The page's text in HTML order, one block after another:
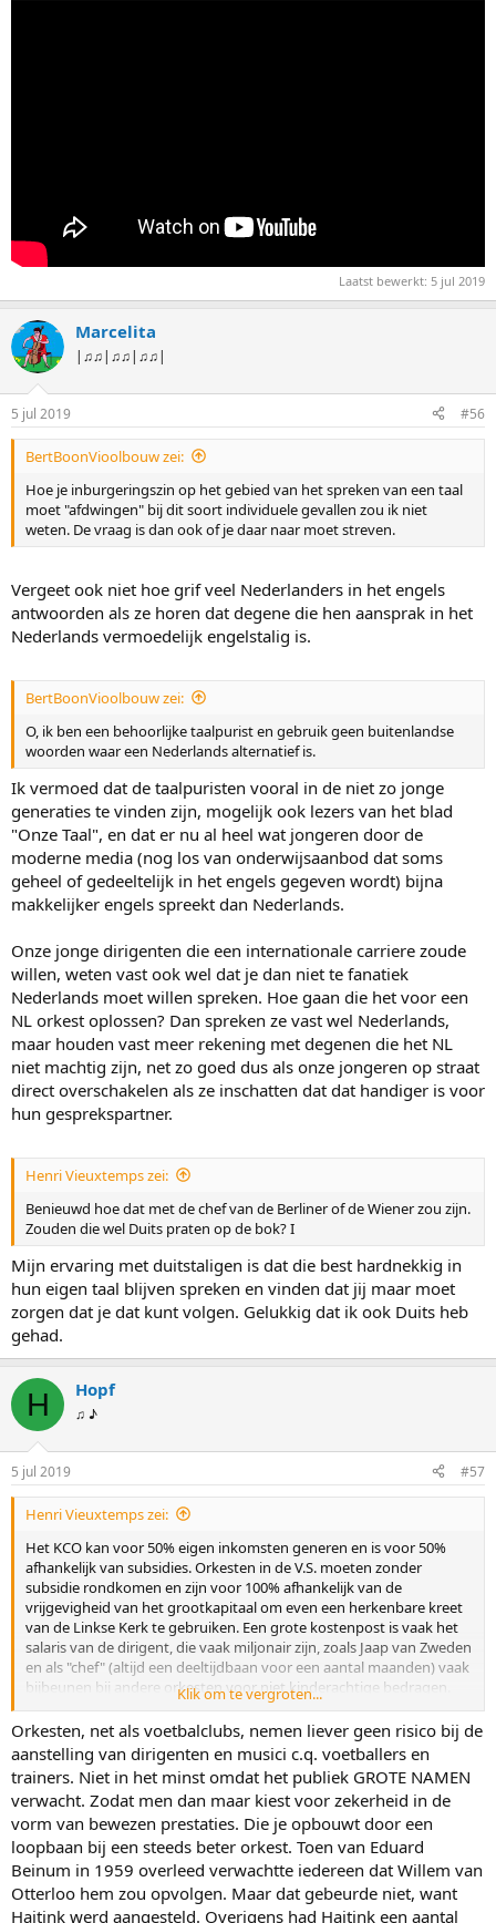
Laatst bewerkt: 5 jul 2019
Marcelita
|♫♫|♫♫|♫♫|
5 jul 2019 #56
BertBoonVioolbouw zei:
Hoe je inburgeringszin op het gebied van het spreken van een taal
moet "afdwingen" bij dit soort individuele gevallen zou ik niet
weten. De vraag is dan ook of je daar naar moet streven.
Vergeet ook niet hoe grif veel Nederlanders in het engels
antwoorden als ze horen dat degene die hen aansprak in het
Nederlands vermoedelijk engelstalig is.
BertBoonVioolbouw zei:
O, ik ben een behoorlijke taalpurist en gebruik geen buitenlandse
woorden waar een Nederlands alternatief is.
Ik vermoed dat de taalpuristen vooral in de niet zo jonge
generaties te vinden zijn, mogelijk ook lezers van het blad
"Onze Taal", en dat er nu al heel wat jongeren door de
moderne media (nog los van onderwijsaanbod dat soms
geheel of gedeeltelijk in het engels gegeven wordt) bijna
makkelijker engels spreekt dan Nederlands.
Onze jonge dirigenten die een internationale carriere zoude
willen, weten vast ook wel dat je dan niet te fanatiek
Nederlands moet willen spreken. Hoe gaan die het voor een
NL orkest oplossen? Dan spreken ze vast wel Nederlands,
maar houden vast meer rekening met degenen die het NL
niet machtig zijn, net zo goed dus als onze jongeren op straat
direct overschakelen als ze inschatten dat dat handiger is voor
hun gesprekspartner.
Henri Vieuxtemps zei:
Benieuwd hoe dat met de chef van de Berliner of de Wiener zou zijn.
Zouden die wel Duits praten op de bok? I
Mijn ervaring met duitstaligen is dat die best hardnekkig in
hun eigen taal blijven spreken en vinden dat jij maar moet
zorgen dat je dat kunt volgen. Gelukkig dat ik ook Duits heb
gehad.
H Hopf
♫ ♪
5 jul 2019 #57
Henri Vieuxtemps zei:
Het KCO kan voor 50% eigen inkomsten generen en is voor 50%
afhankelijk van subsidies. Orkesten in de V.S. moeten zonder
subsidie rondkomen en zijn voor 100% afhankelijk van de
vrijgevigheid van het grootkapitaal om even een herkenbare kreet
van de Linkse Kerk te gebruiken. Een grote kostenpost is vaak het
salaris van de dirigent, die vaak miljonair zijn, zoals Jaap van Zweden
en als "chef" (altijd een deeltijdbaan voor een aantal maanden) vaak
bijbeunen bij andere orkesten voor niet kinderachtige bedragen.
Ook solisten strijken heel wat op en blijft er heel wat aan de
strijkstok hangen. De salarisverschillen zijn zo groot dat je kan
spreken van grootgraaiers en armoedzaaiers met weinig
internationale solidariteit. Orkestleden van het KCO zitten vaak 3-
hoogachter op een soort verkapt achterhuisonderduikadres en
kunnen thuis niet repeteren ivm burengeluidsoverlast, maar voor
hen is er een soort studiehuis gekomen vlak bij het cg, waar ze
kunnen repeteren wanneer ze maar willen. De salarissen zijn een
beetje opgeschroefd, maar de Berliner en de Wiener betalen beter.
Toch is het geen beroerd orkestje en ze worden wel eens genoemd
in de discussie : wat zijn het beste orkesten in de wereld :
Klik om te vergroten...
Orkesten, net als voetbalclubs, nemen liever geen risico bij de
aanstelling van dirigenten en musici c.q. voetballers en
trainers. Niet in het minst omdat het publiek GROTE NAMEN
verwacht. Zodat men dan maar kiest voor zekerheid in de
vorm van bewezen prestaties. Die je opbouwt door een
loopbaan bij een steeds beter orkest. Toen van Eduard
Beinum in 1959 overleed verwachtte iedereen dat Willem van
Otterloo hem zou opvolgen. Maar dat gebeurde niet, want
Haitink werd aangesteld. Overigens had Haitink een aantal